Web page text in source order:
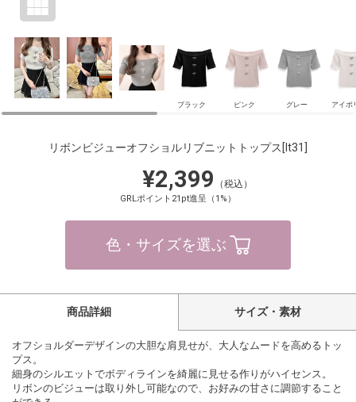
ブラック ピンク グレー アイボ
リボンビジューオフショルリブニットトップス [lt31]
¥2,399 （税込）
GRLポイント21pt進呈（1%）
色・サイズを選ぶ
商品詳細 サイズ・素材
オフショルダーデザインの大胆な肩見せが、大人なムードを高めるトッ
プス。
細身のシルエットでボディラインを綺麗に見せる作りがハイセンス。
リボンのビジューは取り外し可能なので、お好みの甘さに調節すること